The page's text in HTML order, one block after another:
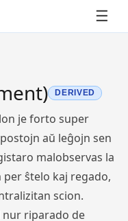
☰
DERIVED
je forto super
aŭ leĝojn sen
malobservas la
ŝtelo kaj regado,
scion.
nur riparado de